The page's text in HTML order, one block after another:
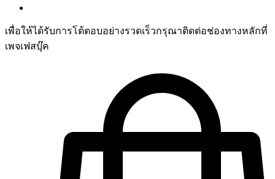
เพื่อให้ได้รับการโต้ตอบอย่างรวดเร็วกรุณาติดต่อช่องทางหลักที่
เพจเฟสบุ๊ค